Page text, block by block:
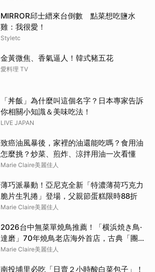
MIRROR邱士縉來台倒數 點菜想吃鹽水
雞：我很愛！
Styletc
金黃微焦、香氣逼人！韓式豬五花
愛料理 TV
「丼飯」為什麼叫這個名字？日本專家告訴
你相關小知識＆美味吃法！
LIVE JAPAN
致癌油風暴後，家裡的油還能吃嗎？食用油
怎麼挑？炒菜、煎炸、涼拌用油一次看懂
Marie Claire美麗佳人
薄巧派暴動！亞尼克全新「特濃薄荷巧克力
脆片生乳捲」登場，父親節蛋糕限時88折
Marie Claire美麗佳人
2026台中無菜單燒鳥推薦！「横浜焼き鳥·
達磨」70年燒鳥老店海外首店，古典「團扇
控火」技法成就銷魂美味
Marie Claire美麗佳人
南投埔里必吃「日賣２小時酸白菜包子」！